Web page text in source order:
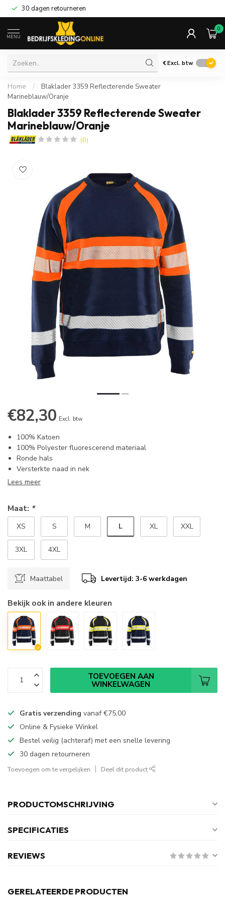
30 dagen retourneren
MENU
0
€Excl. btw
Home /
Blaklader 3359 Reflecterende Sweater
Marineblauw/Oranje
Blaklader 3359 Reflecterende Sweater
Marineblauw/Oranje
(0)
€82,30 Excl. btw
100% Katoen
100% Polyester fluorescerend materiaal
Ronde hals
Versterkte naad in nek
Lees meer
Maat: *
XS S M L XL XXL
3XL 4XL
Maattabel Levertijd: 3-6 werkdagen
Bekijk ook in andere kleuren
TOEVOEGEN AAN
WINKELWAGEN
Gratis verzending vanaf€75,00
Online & Fysieke Winkel
Bestel veilig (achteraf) met een snelle levering
30 dagen retourneren
Toevoegen om te vergelijken Deel dit product
PRODUCTOMSCHRIJVING
SPECIFICATIES
REVIEWS
GERELATEERDE PRODUCTEN